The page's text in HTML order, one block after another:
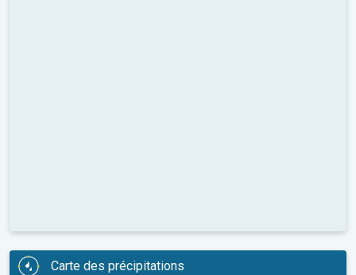
Carte des précipitations